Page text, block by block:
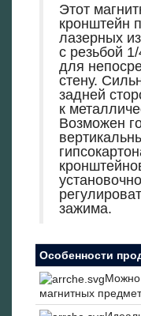
Этот
кронштейн
лазерных
с резьбой
для
стену.
задней
к
Возможен
зажима.
Особенности
Можно
магнитных